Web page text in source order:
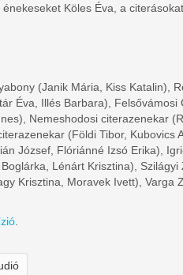
Köles Éva, a
(Janik Mária, Kiss Katalin),
Éva, Illés Barbara),
Nemeshodosi citerazenekar
(Földi Tibor, Kubovics
József, Flóriánné Izsó Erika),
Lénárt Krisztina),
Krisztina, Moravek Ivett), Varga